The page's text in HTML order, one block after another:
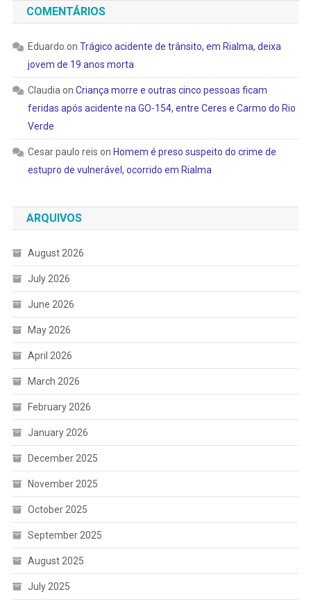
COMENTÁRIOS
Eduardo on Trágico acidente de trânsito, em Rialma, deixa
jovem de 19 anos morta
Claudia on Criança morre e outras cinco pessoas ficam
feridas após acidente na GO-154, entre Ceres e Carmo do Rio
Verde
Cesar paulo reis on Homem é preso suspeito do crime de
estupro de vulnerável, ocorrido em Rialma
ARQUIVOS
August 2026
July 2026
June 2026
May 2026
April 2026
March 2026
February 2026
January 2026
December 2025
November 2025
October 2025
September 2025
August 2025
July 2025